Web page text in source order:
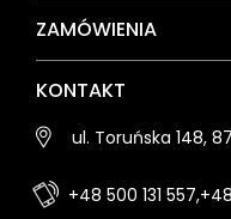
ZAMÓWIENIA
KONTAKT
ul. Toruńska 148,
+48 500 131 557,